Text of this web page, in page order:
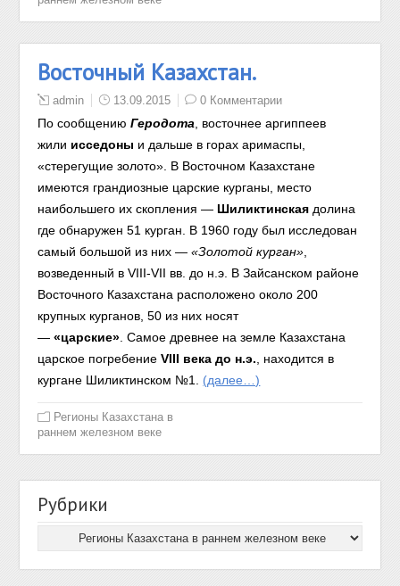
Восточный Казахстан.
admin 13.09.2015 0 Комментарии
По сообщениюГеродота , восточнее аргиппеев
жили исседоны и дальше в горах аримаспы,
«стерегущие золото». В Восточном Казахстане
имеются грандиозные царские курганы, место
наибольшего их скопления — Шиликтинская долина
где обнаружен 51 курган. В 1960 году был исследован
самый большой из них —«Золотой курган»
возведенный в VIII-VII вв. до н.э. В Зайсанском районе
Восточного Казахстана расположено около 200
крупных курганов, 50 из них носят
—«царские» . Самое древнее на земле Казахстана
царское погребениеVIII века до н.э. , находится в
кургане Шиликтинском №1. (далее…)
Регионы Казахстана в
раннем железном веке
Рубрики